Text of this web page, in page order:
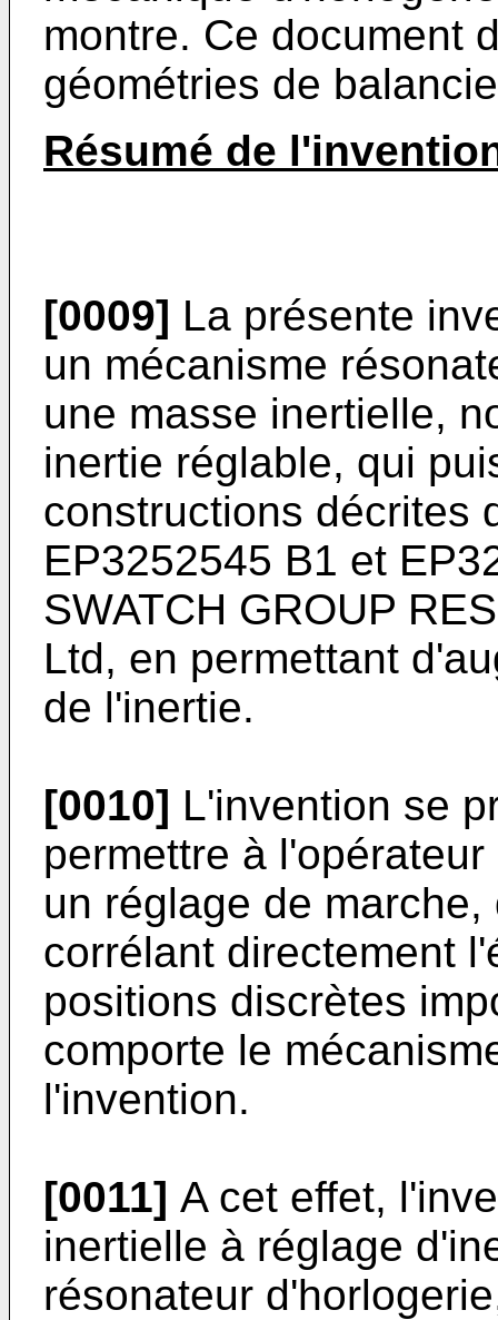
montre. Ce document
géométries de
Résumé de
[0009] La présente
un mécanisme
une masse inertielle,
inertie réglable, qui
constructions décrites
EP3252545 B1 et
SWATCH GROUP
Ltd, en permettant
de l'inertie.
[0010] L'invention se
permettre à
un réglage de
corrélant directement
positions discrètes
comporte le
l'invention.
[0011] A cet effet,
inertielle à réglage
résonateur